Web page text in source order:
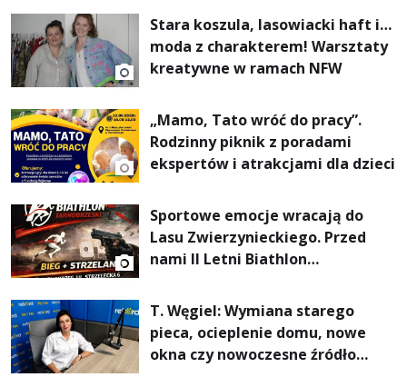
Stara koszula, lasowiacki haft i…
moda z charakterem! Warsztaty
kreatywne w ramach NFW
„Mamo, Tato wróć do pracy”.
Rodzinny piknik z poradami
ekspertów i atrakcjami dla dzieci
Sportowe emocje wracają do
Lasu Zwierzynieckiego. Przed
nami II Letni Biathlon
T. Węgiel: Wymiana starego
pieca, ocieplenie domu, nowe
okna czy nowoczesne źródło